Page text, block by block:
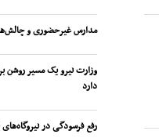
مدارس غیرحضوری و
وزارت نیرو یک مسیر روشن
دارد
رفع فرسودگی در